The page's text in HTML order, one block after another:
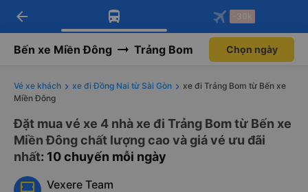
Tải app Vexere ngay!
Nhận ưu đãi thành viên độc
Mở app
Tải app Vexere
-30k/ghế khi đặt vé máy bay qua
Mở app
arrow_back -30k
Bến xe Miền Đông Trảng Bom Chọn ngày
Vé xe khách xe đi Đồng Nai từ Sài Gòn
xe đi Trảng Bom từ Bến xe
Miền Đông
Đặt mua vé xe 4 nhà xe đi Trảng Bom từ Bến xe
Miền Đông chất lượng cao và giá vé ưu đãi
nhất: 10 chuyến mỗi ngày
Vexere Team